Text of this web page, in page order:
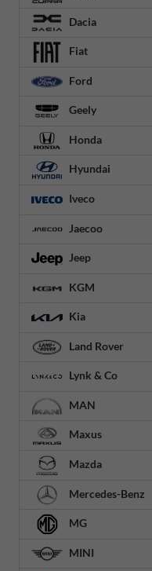
Dacia
Fiat
Ford
Geely
Honda
Hyundai
Iveco
Jaecoo
Jeep
KGM
Kia
Land Rover
Lynk & Co
MAN
Maxus
Mazda
Mercedes-Benz
MG
MINI